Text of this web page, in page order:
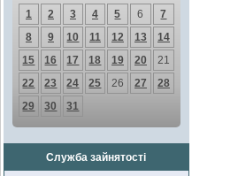
1
2 3 4 5 6
7
8
9 10 11 12 13
14
15
16 17 18 19 20
21
22
23 24 25 26 27
28
29
30 31
Служба зайнятості